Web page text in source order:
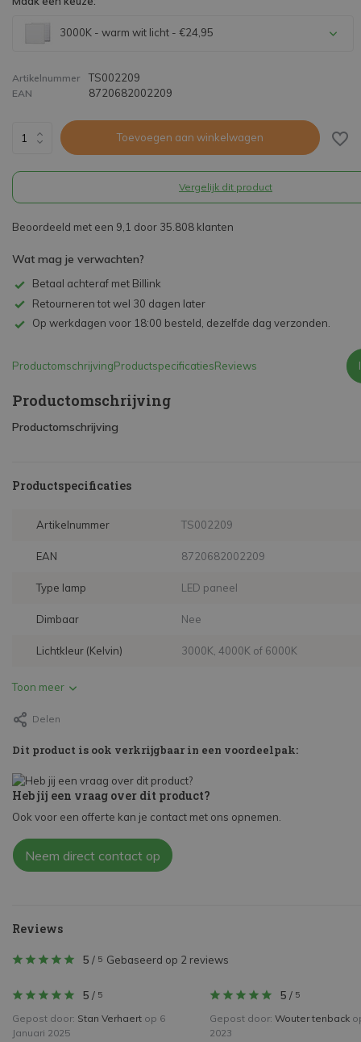
3000K - warm wit licht - €24,95
Artikelnummer TS002209
EAN 8720682002209
Toevoegen aan winkelwagen
Vergelijk dit product
Beoordeeld met een 9,1 door 35.808 klanten
Wat mag je verwachten?
Betaal achteraf met Billink
Retourneren tot wel 30 dagen later
Op werkdagen voor 18:00 besteld, dezelfde dag verzonden.
ProductomschrijvingProductspecificatiesReviews
Productomschrijving
Productomschrijving
Productspecificaties
Artikelnummer TS002209
EAN 8720682002209
Type lamp LED paneel
Dimbaar Nee
Lichtkleur (Kelvin) 3000K, 4000K of 6000K
Toon meer
Delen
Dit product is ook verkrijgbaar in een voordeelpak:
Heb jij een vraag over dit product?
Ook voor een offerte kan je contact met ons opnemen.
Neem direct contact op
Reviews
5 / 5 Gebaseerd op 2 reviews
5 / 5
Gepost door: Stan Verhaert op 6
Januari 2025
5 / 5
Gepost door: Wouter tenback
2023